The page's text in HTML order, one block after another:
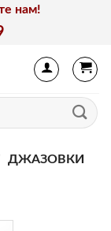
нам!
ДЖАЗОВКИ